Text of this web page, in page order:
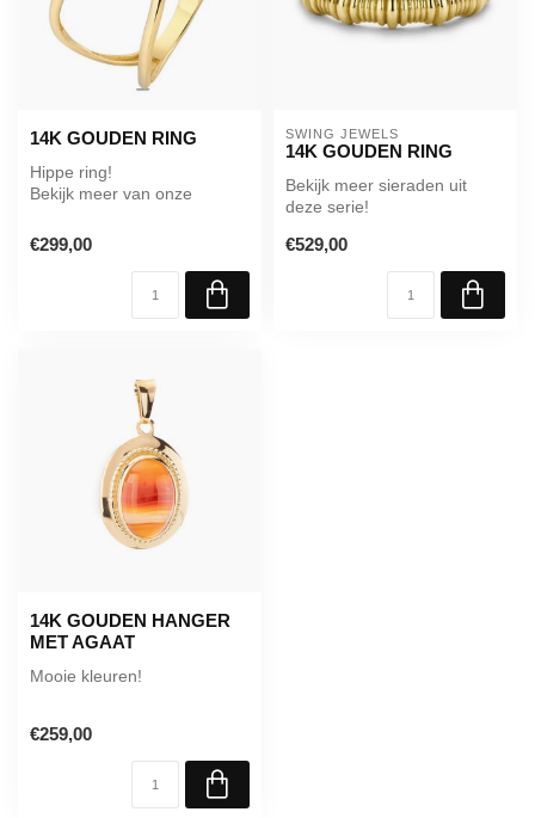
14K GOUDEN RING
Hippe ring!
Bekijk meer van onze
€299,00
SWING JEWELS
14K GOUDEN RING
Bekijk meer sieraden uit
deze serie!
€529,00
14K GOUDEN HANGER
MET AGAAT
Mooie kleuren!
€259,00